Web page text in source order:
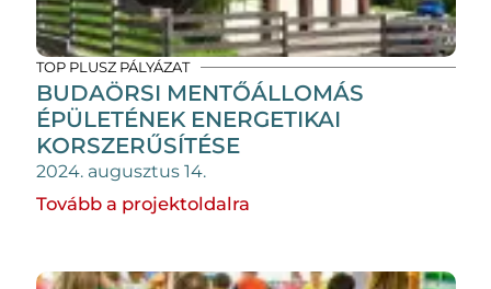
TOP PLUSZ PÁLYÁZAT
BUDAÖRSI MENTŐÁLLOMÁS
ÉPÜLETÉNEK ENERGETIKAI
KORSZERŰSÍTÉSE
2024. augusztus 14.
Tovább a projektoldalra